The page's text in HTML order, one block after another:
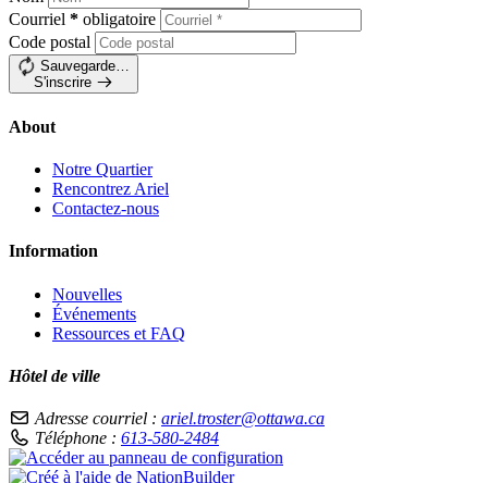
Courriel * obligatoire
Code postal
Sauvegarde…
S'inscrire
About
Notre Quartier
Rencontrez Ariel
Contactez-nous
Information
Nouvelles
Événements
Ressources et FAQ
Hôtel de ville
Adresse courriel : ariel.troster@ottawa.ca
Téléphone : 613-580-2484